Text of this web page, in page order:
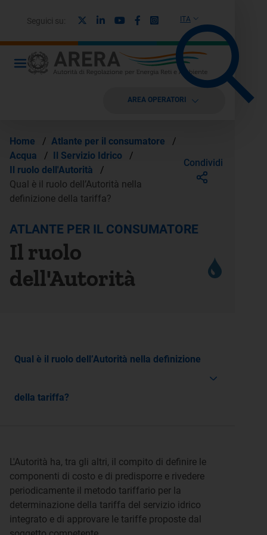
ITA
Seguici su: LinkedinYoutubeFacebook
Instagram
AREA OPERATORI
Home / Atlante per il consumatore
/
Acqua
/ Il Servizio Idrico
/
Il ruolo dell'Autorità
/
Qual è il ruolo dell’Autorità nella
definizione della tariffa?
Condividi
ATLANTE PER IL CONSUMATORE
Il ruolo
dell'Autorità
Qual è il ruolo dell’Autorità nella definizione
della tariffa?
L'Autorità ha, tra gli altri, il compito di definire le
componenti di costo e di predisporre e rivedere
periodicamente il metodo tariffario per la
determinazione della tariffa del servizio idrico
integrato e di approvare le tariffe proposte dal